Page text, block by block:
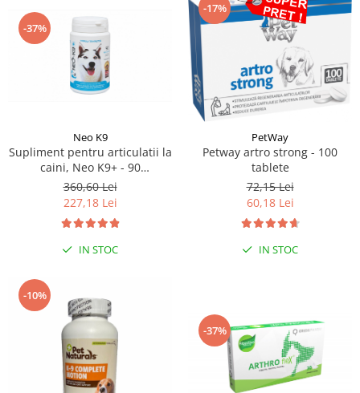
-37%
Neo K9
Supliment pentru articulatii la
caini, Neo K9+ - 90
Comprimate
360,60 Lei
227,18 Lei
IN STOC
-17%
PetWay
Petway artro strong - 100
tablete
72,15 Lei
60,18 Lei
IN STOC
-10%
-37%